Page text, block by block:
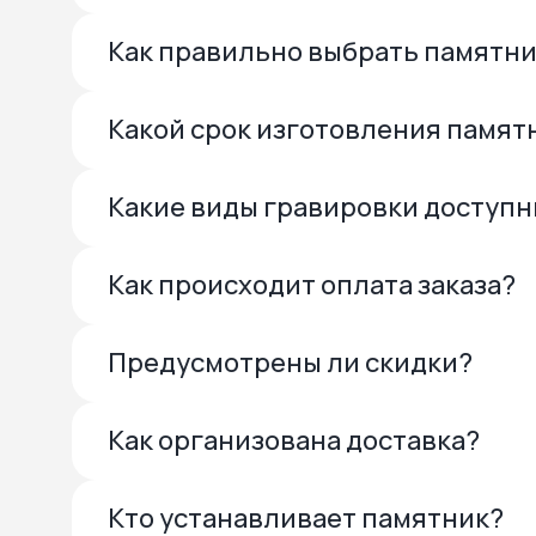
Как правильно выбрать
Какой срок изготовления
Какие виды гравировки
Как происходит оплата заказа?
Предусмотрены ли скидки?
Как организована доставка?
Кто устанавливает памятник?